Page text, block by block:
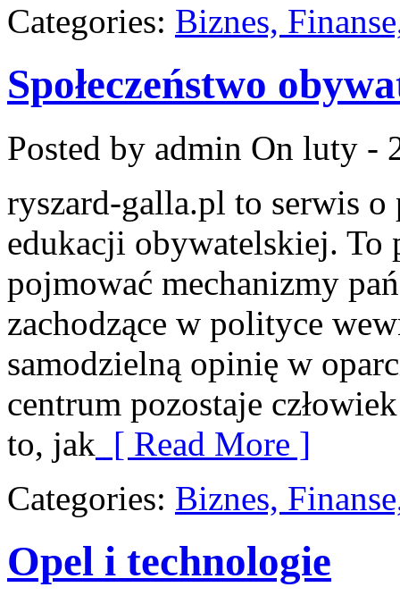
Categories: Biznes,
Społeczeństwo
Posted by admin On luty -
ryszard-galla.pl to serwis
edukacji obywatelskiej. To
pojmować mechanizmy
zachodzące w polityce
samodzielną opinię w
centrum pozostaje
to, jak [ Read More ]
Categories: Biznes,
Opel i technologie